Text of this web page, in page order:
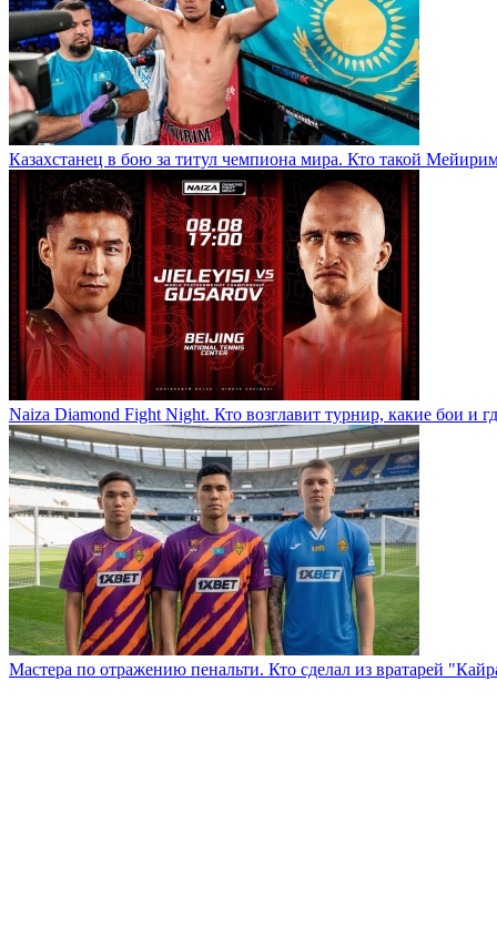
Казахстанец в бою за титул чемпиона мира. Кто такой
Naiza Diamond Fight Night. Кто возглавит турнир, какие бои и
Мастера по отражению пенальти. Кто сделал из вратарей